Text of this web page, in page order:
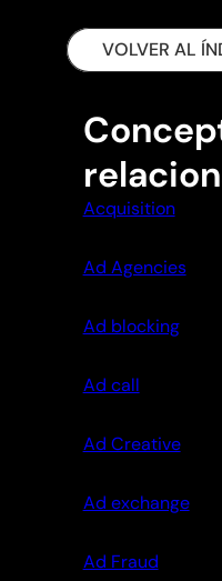
VOLVER AL
Acquisition
Ad Agencies
Ad blocking
Ad call
Ad Creative
Ad exchange
Ad Fraud